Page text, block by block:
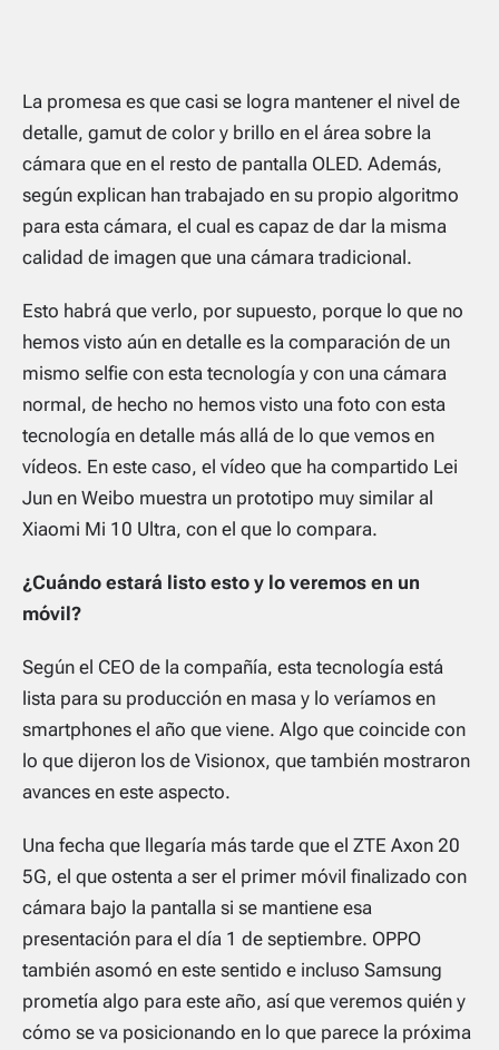
La promesa es que casi se logra mantener el nivel de
detalle, gamut de color y brillo en el área sobre la
cámara que en el resto de pantalla OLED. Además,
según explican han trabajado en su propio algoritmo
para esta cámara, el cual es capaz de dar la misma
calidad de imagen que una cámara tradicional.
Esto habrá que verlo, por supuesto, porque lo que no
hemos visto aún en detalle es la comparación de un
mismo selfie con esta tecnología y con una cámara
normal, de hecho no hemos visto una foto con esta
tecnología en detalle más allá de lo que vemos en
vídeos. En este caso, el vídeo que ha compartido Lei
Jun en Weibo muestra un prototipo muy similar al
Xiaomi Mi 10 Ultra, con el que lo compara.
¿Cuándo estará listo esto y lo veremos en un
móvil?
Según el CEO de la compañía, esta tecnología está
lista para su producción en masa y lo veríamos en
smartphones el año que viene. Algo que coincide con
lo que dijeron los de Visionox, que también mostraron
avances en este aspecto.
Una fecha que llegaría más tarde que el ZTE Axon 20
5G, el que ostenta a ser el primer móvil finalizado con
cámara bajo la pantalla si se mantiene esa
presentación para el día 1 de septiembre. OPPO
también asomó en este sentido e incluso Samsung
prometía algo para este año, así que veremos quién y
cómo se va posicionando en lo que parece la próxima